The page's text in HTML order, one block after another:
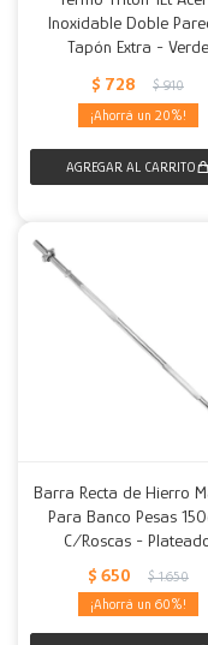
Inoxidable Doble
Tapón Extra - Verde
$ 728 $ 910
20
Barra Recta de Hierro
Para Banco Pesas
C/Roscas -
$ 650 $ 1.650
60